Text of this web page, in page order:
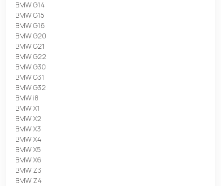
BMW G14
BMW G15
BMW G16
BMW G20
BMW G21
BMW G22
BMW G30
BMW G31
BMW G32
BMW i8
BMW X1
BMW X2
BMW X3
BMW X4
BMW X5
BMW X6
BMW Z3
BMW Z4